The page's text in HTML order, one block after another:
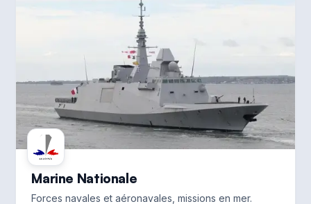
Marine Nationale
Forces navales et aéronavales, missions en mer.